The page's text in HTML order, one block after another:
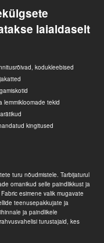
laialdaselt
kodukleebised
lemmikloomade tekid
kingitused
turu nõudmistele. Tarbijaturul
omanikud selle paindlikkust ja
esimene valik mugavate
teenusepakkujate ja
ja paindlikele
turustajaid, kes